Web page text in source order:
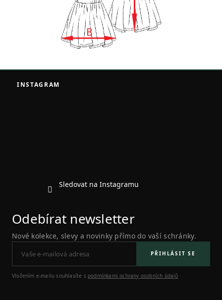
Z
INSTAGRAM
Sledovat na Instagramu
Odebírat newsletter
Nové kolekce, slevy a novinky přímo do vaší schránky.
PŘIHLÁSIT SE
Vložením e-mailu souhlasíte s podmínkami ochrany osobních údajů